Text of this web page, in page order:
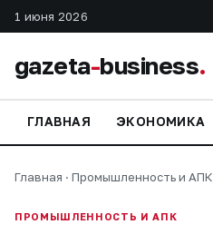
1 июня 2026
gazeta-business.
ГЛАВНАЯ ЭКОНОМИКА
Главная · Промышленность и АПК
ПРОМЫШЛЕННОСТЬ И АПК